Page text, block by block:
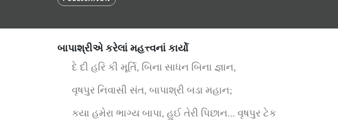
બાપાશ્રીએ કરેલાં મહત્ત્વનાં કાર્યો
દે દી હરિ કી મૂર્તિ, બિના સાધન બિના જ્ઞાન,
વૃષપુર નિવાસી સંત, બાપાશ્રી બડા મહાન;
કયા હમેરા ભાગ્ય બાપા, હુઈ તેરી પિછાન... વૃષપુર ટેક